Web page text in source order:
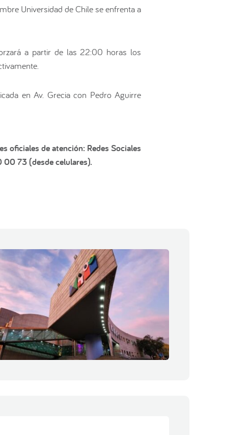
Universidad de Chile se enfrenta a
a partir de las 22:00 horas los
en Av. Grecia con Pedro Aguirre
oficiales de atención: Redes Sociales
73 (desde celulares).